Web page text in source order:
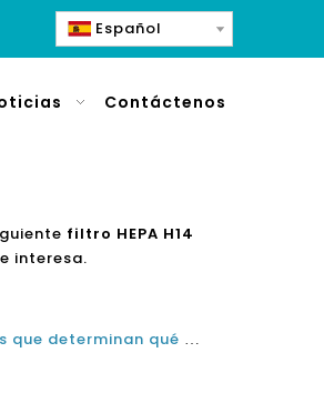
Español
Contáctenos
filtro HEPA H14
interesa.
H14 True Hepa Filter Purifier Purifier comparaciones que determinan qué tan buena o mala es una unidad